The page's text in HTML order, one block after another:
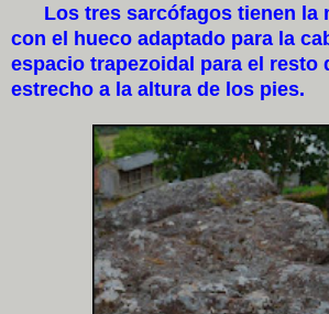
Los tres sarcófagos tienen la
con el hueco adaptado para la
espacio trapezoidal para el resto
estrecho a la altura de los pies.